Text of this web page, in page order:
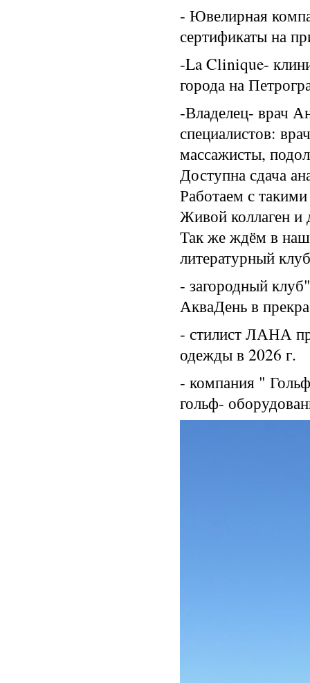
- Ювелирная
сертификаты на
-La Clinique-
города на
-Владелец- врач
специалистов:
массажисты,
Доступна сдача
Работаем с
Живой коллаген и
Так же ждём в
литературный
- загородный
АкваДень в
- стилист ЛАНА
одежды в 2026 г.
- компания "
гольф-